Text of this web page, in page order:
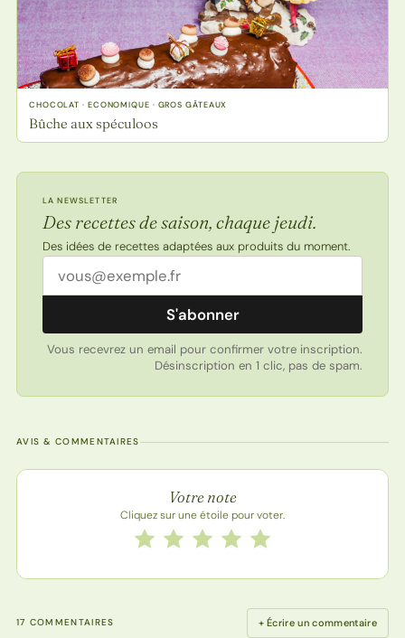
CHOCOLAT · ECONOMIQUE · GROS GÂTEAUX
Bûche aux spéculoos
LA NEWSLETTER
Des recettes de saison, chaque jeudi.
Des idées de recettes adaptées aux produits du moment.
Adresse email
S'abonner
Vous recevrez un email pour confirmer votre inscription.
Désinscription en 1 clic, pas de spam.
AVIS & COMMENTAIRES
Note de la recette
Votre note
Cliquez sur une étoile pour voter.
Notez cette recette de 1 à 5 étoiles
5 étoiles
4 étoiles
3 étoiles
2 étoiles
1 étoile
17 COMMENTAIRES + Écrire un commentaire